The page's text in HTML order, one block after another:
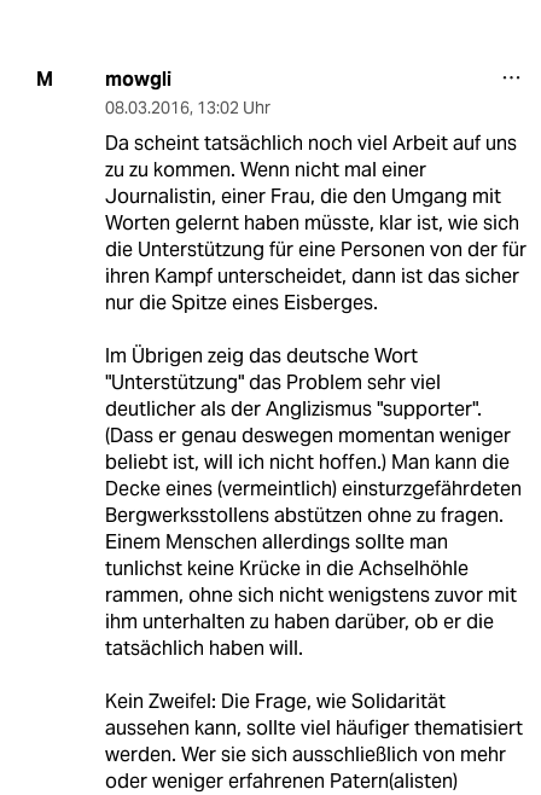
M mowgli
08.03.2016, 13:02 Uhr
Da scheint tatsächlich noch viel Arbeit auf uns
zu zu kommen. Wenn nicht mal einer
Journalistin, einer Frau, die den Umgang mit
Worten gelernt haben müsste, klar ist, wie sich
die Unterstützung für eine Personen von der für
ihren Kampf unterscheidet, dann ist das sicher
nur die Spitze eines Eisberges.
Im Übrigen zeig das deutsche Wort
"Unterstützung" das Problem sehr viel
deutlicher als der Anglizismus "supporter".
(Dass er genau deswegen momentan weniger
beliebt ist, will ich nicht hoffen.) Man kann die
Decke eines (vermeintlich) einsturzgefährdeten
Bergwerksstollens abstützen ohne zu fragen.
Einem Menschen allerdings sollte man
tunlichst keine Krücke in die Achselhöhle
rammen, ohne sich nicht wenigstens zuvor mit
ihm unterhalten zu haben darüber, ob er die
tatsächlich haben will.
Kein Zweifel: Die Frage, wie Solidarität
aussehen kann, sollte viel häufiger thematisiert
werden. Wer sie sich ausschließlich von mehr
oder weniger erfahrenen Patern(alisten)